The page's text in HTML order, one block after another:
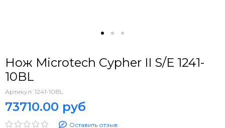
Нож Microtech Cypher II S/E 1241-
10BL
Артикул: 1241-10BL
73710.00 руб
Оставить отзыв